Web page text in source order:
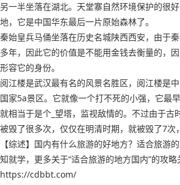
另一半坐落在湖北。天堂寨自然环境保护的很
地，它是中国华东最后一片原始森林了。
秦始皇兵马俑坐落在历史名城陕西西安，由于
多年，因此它的价值是不能用金钱去衡量的，
形容它的身份。
阅江楼是武汉最有名的风景名胜区，阅江楼是
国家5a景区。它就像一个打不死的小强，它最
就相当于是个_望塔，监视敌情的。不过由于古
被毁了很多次，仅仅在明清时期，就被毁了7次
【综述】国内有什么旅游的好地方？适合旅游
知就学，更多关于“适合旅游的地方国内”的攻略
https://cdbbt.com/